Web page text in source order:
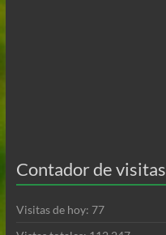
Contador de visitas
Visitas de hoy: 77